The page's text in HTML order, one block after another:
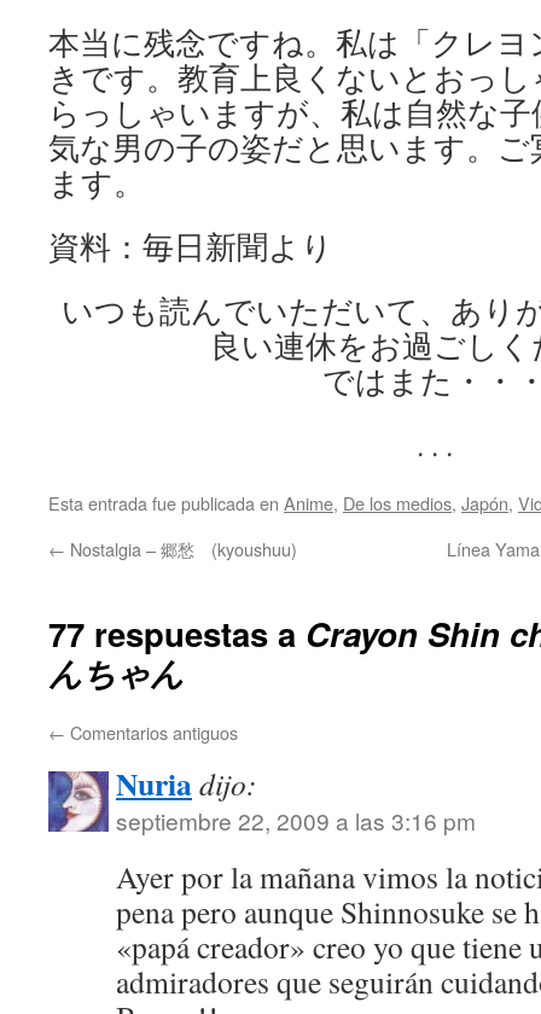
本当に残念ですね。私は「クレ
きです。教育上良くないとおっ
らっしゃいますが、私は自然な
気な男の子の姿だと思います。
ます。
資料：毎日新聞より
いつも読んでいただいて、あり
良い連休をお過ごし
ではまた・・
. . .
Esta entrada fue publicada en Anime, De los medios, Japón,
← Nostalgia – 郷愁 (kyoushuu) Línea
77 respuestas a Crayon Shin
んちゃん
← Comentarios antiguos
Nuriadijo:
septiembre 22, 2009 a las 3:16 pm
Ayer por la mañana vimos la
pena pero aunque Shinnosuke se
«papá creador» creo yo que tiene
admiradores que seguirán